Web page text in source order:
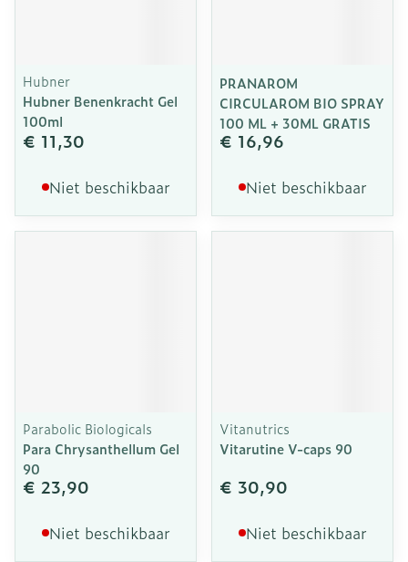
Hubner
Hubner Benenkracht Gel
100ml
€ 11,30
Niet beschikbaar
PRANAROM
CIRCULAROM BIO SPRAY
100 ML + 30ML GRATIS
€ 16,96
Niet beschikbaar
Parabolic Biologicals
Para Chrysanthellum Gel
90
€ 23,90
Niet beschikbaar
Vitanutrics
Vitarutine V-caps 90
€ 30,90
Niet beschikbaar